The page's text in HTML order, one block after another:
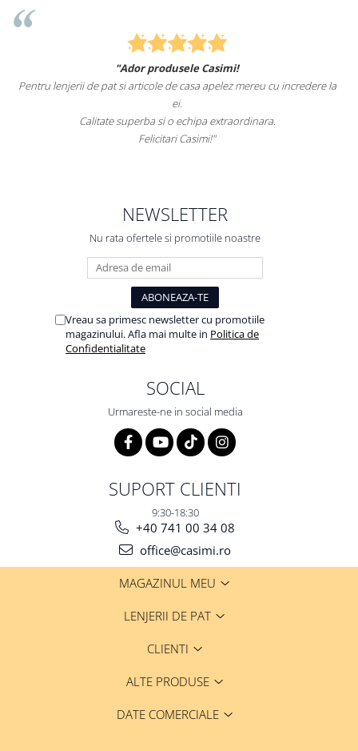
"Ador produsele Casimi!
Pentru lenjerii de pat si articole de casa apelez mereu cu incredere la
ei.
Calitate superba si o echipa extraordinara.
Felicitari Casimi!"
NEWSLETTER
Nu rata ofertele si promotiile noastre
Vreau sa primesc newsletter cu promotiile
magazinului. Afla mai multe in Politica de
Confidentialitate
SOCIAL
Urmareste-ne in social media
SUPORT CLIENTI
9:30-18:30
+40 741 00 34 08
office@casimi.ro
MAGAZINUL MEU
LENJERII DE PAT
CLIENTI
ALTE PRODUSE
DATE COMERCIALE